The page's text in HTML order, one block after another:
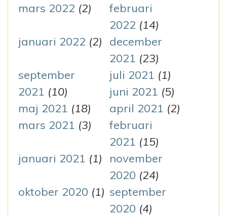
mars 2022 (2)
februari
2022 (14)
januari 2022 (2)
december
2021 (23)
september
2021 (10)
juli 2021 (1)
juni 2021 (5)
maj 2021 (18) april 2021 (2)
mars 2021 (3)
februari
2021 (15)
januari 2021 (1)
november
2020 (24)
oktober 2020 (1) september
2020 (4)